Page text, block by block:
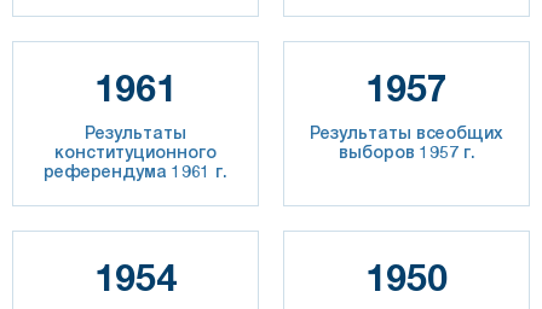
1961
Результаты
конституционного
референдума 1961 г.
1957
Результаты всеобщих
выборов 1957 г.
1954 1950